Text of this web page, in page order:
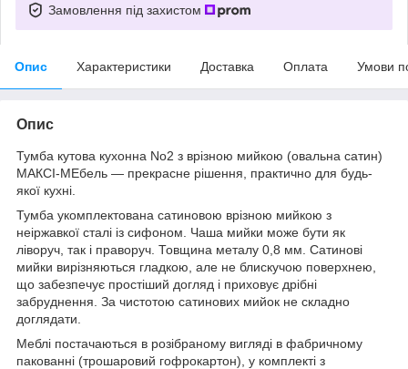
Замовлення під захистом
Опис Характеристики Доставка Оплата Умови
Опис
Тумба кутова кухонна No2 з врізною мийкою (овальна сатин)
МАКСІ-МЕбель — прекрасне рішення, практично для будь-
якої кухні.
Тумба укомплектована сатиновою врізною мийкою з
неіржавкої сталі із сифоном. Чаша мийки може бути як
ліворуч, так і праворуч. Товщина металу 0,8 мм. Сатинові
мийки вирізняються гладкою, але не блискучою поверхнею,
що забезпечує простіший догляд і приховує дрібні
забруднення. За чистотою сатинових мийок не складно
доглядати.
Меблі постачаються в розібраному вигляді в фабричному
пакованні (трошаровий гофрокартон), у комплекті з